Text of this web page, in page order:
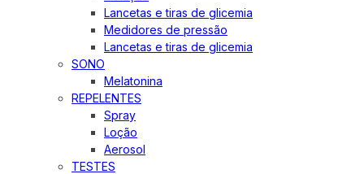
Lancetas e tiras de glicemia
Medidores de pressão
Lancetas e tiras de glicemia
SONO
Melatonina
REPELENTES
Spray
Loção
Aerosol
TESTES